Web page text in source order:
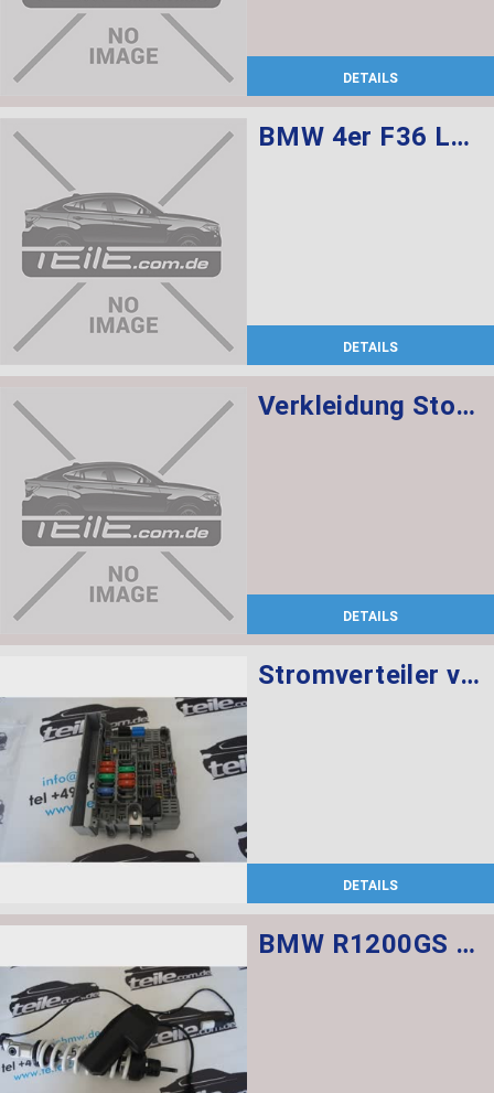
DETAILS
BMW 4er F36 Lederausstattung Sportsitze für Fahrer und Beifahrer, Sitzverstellung elektr. m. Memory sowie Sitzheizung vorne
DETAILS
Verkleidung Stossfänger grundiert vorn BASIS
DETAILS
Stromverteiler vorne
DETAILS
BMW R1200GS Federbein vorn ESA